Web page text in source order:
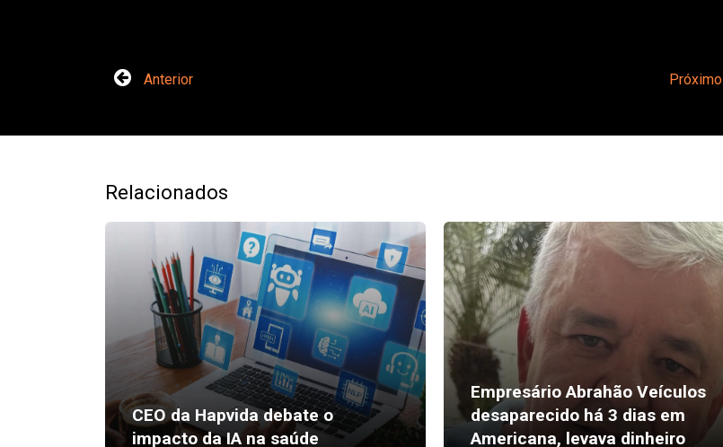
Anterior Próximo
Relacionados
CEO da Hapvida debate o
impacto da IA na saúde
Empresário Abrahão Veículos
desaparecido há 3 dias em
Americana, levava dinheiro